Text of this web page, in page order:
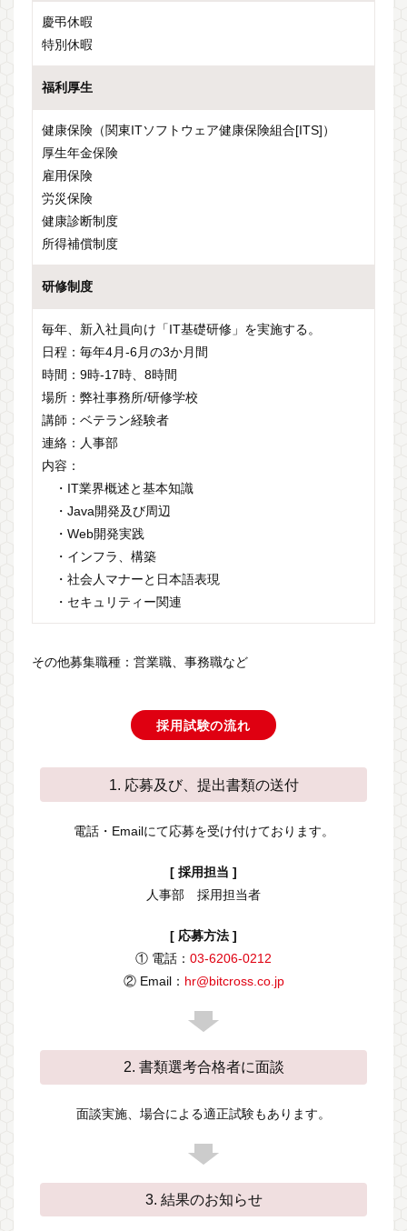
慶弔休暇
特別休暇
福利厚生
健康保険（関東ITソフトウェア健康保険組合[ITS]）
厚生年金保険
雇用保険
労災保険
健康診断制度
所得補償制度
研修制度
毎年、新入社員向け「IT基礎研修」を実施する。
日程：毎年4月-6月の3か月間
時間：9時-17時、8時間
場所：弊社事務所/研修学校
講師：ベテラン経験者
連絡：人事部
内容：
・IT業界概述と基本知識
・Java開発及び周辺
・Web開発実践
・インフラ、構築
・社会人マナーと日本語表現
・セキュリティー関連
その他募集職種：営業職、事務職など
採用試験の流れ
1. 応募及び、提出書類の送付
電話・Emailにて応募を受け付けております。
[ 採用担当 ]
人事部 採用担当者
[ 応募方法 ]
① 電話： 03-6206-0212
② Email： hr@bitcross.co.jp
2. 書類選考合格者に面談
面談実施、場合による適正試験もあります。
3. 結果のお知らせ